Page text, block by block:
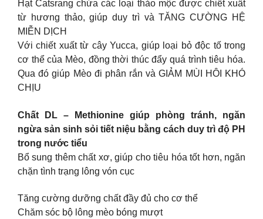
Hạt Catsrang chứa các loại thảo mộc được chiết xuất
từ hương thảo, giúp duy trì và TĂNG CƯỜNG HỆ
MIỄN DỊCH
Với chiết xuất từ cây Yucca, giúp loại bỏ độc tố trong
cơ thể của Mèo, đồng thời thúc đẩy quá trình tiêu hóa.
Qua đó giúp Mèo đi phân rắn và GIẢM MÙI HÔI KHÓ
CHỊU
Chất DL – Methionine giúp phòng tránh, ngăn
ngừa sản sinh sỏi tiết niệu bằng cách duy trì độ PH
trong nước tiểu
Bổ sung thêm chất xơ, giúp cho tiêu hóa tốt hơn, ngăn
chặn tình trạng lông vón cục
Tăng cường dưỡng chất đầy đủ cho cơ thể
Chăm sóc bộ lông mèo bóng mượt